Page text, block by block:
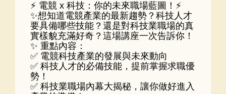
⚡ 電競 x 科技：你的未來職場藍圖！⚡
✨想知道電競產業的最新趨勢？科技人才
要具備哪些技能？還是對科技業職場的真
實樣貌充滿好奇？這場講座一次告訴你！
✨ 重點內容：
✅ 電競科技產業的發展與未來動向
✅ 科技人才的必備技能，提前掌握求職優
勢！
✅ 科技業職場內幕大揭秘，讓你做好進入